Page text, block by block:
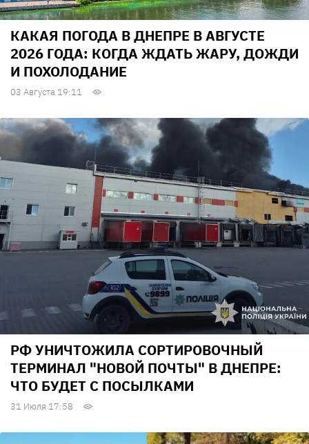
КАКАЯ ПОГОДА В ДНЕПРЕ В АВГУСТЕ
2026 ГОДА: КОГДА ЖДАТЬ ЖАРУ, ДОЖДИ
И ПОХОЛОДАНИЕ
03 Августа 19:11
РФ УНИЧТОЖИЛА СОРТИРОВОЧНЫЙ
ТЕРМИНАЛ "НОВОЙ ПОЧТЫ" В ДНЕПРЕ:
ЧТО БУДЕТ С ПОСЫЛКАМИ
31 Июля 17:58